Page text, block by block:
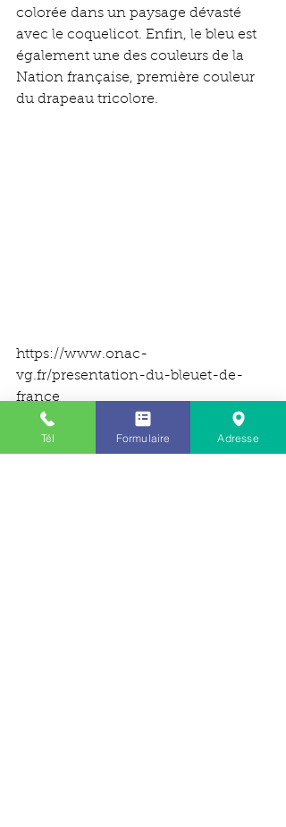
colorée dans un paysage dévasté
avec le coquelicot. Enfin, le bleu est
également une des couleurs de la
Nation française, première couleur
du drapeau tricolore.
https://www.onac-
vg.fr/presentation-du-bleuet-de-
france
Tél Formulaire Adresse